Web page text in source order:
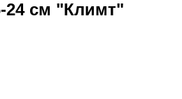
24 см "Климт"